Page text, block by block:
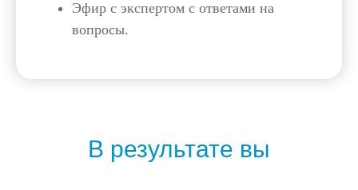
Эфир с экспертом с ответами на
вопросы.
В результате вы